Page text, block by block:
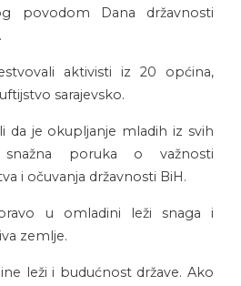
povodom Dana državnosti
aktivisti iz 20 općina,
sarajevsko.
da je okupljanje mladih iz svih
snažna poruka o važnosti
i očuvanja državnosti BiH.
u omladini leži snaga i
zemlje.
leži i budućnost države. Ako